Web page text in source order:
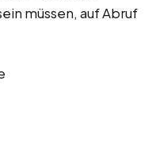
müssen, auf Abruf